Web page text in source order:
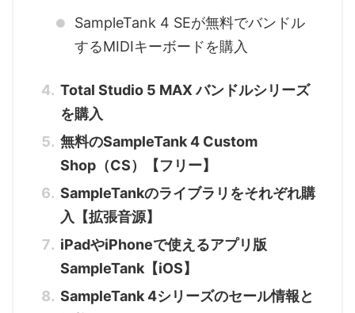
SampleTank 4 SEが無料でバンドル
するMIDIキーボードを購入
Total Studio 5 MAX バンドルシリーズ
を購入
無料のSampleTank 4 Custom
Shop（CS）【フリー】
SampleTankのライブラリをそれぞれ購
入【拡張音源】
iPadやiPhoneで使えるアプリ版
SampleTank【iOS】
SampleTank 4シリーズのセール情報と